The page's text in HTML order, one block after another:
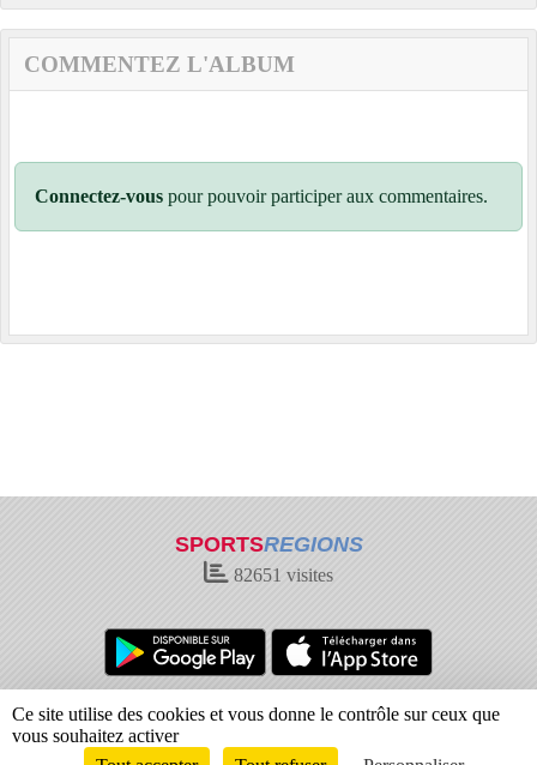
COMMENTEZ L'ALBUM
Connectez-vous pour pouvoir participer aux commentaires.
SPORTSREGIONS
82651 visites
Charte cookies
Gestion des cookies
Informations légales
Ce site utilise des cookies et vous donne le contrôle sur ceux que
vous souhaitez activer